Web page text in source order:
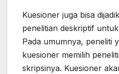
Kuesioner juga bisa
penelitian deskriptif
Pada umumnya, peneliti
kuesioner memilih
skripsinya. Kuesioner